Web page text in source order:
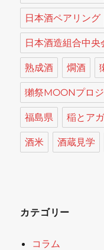
日本酒ペアリング
日本酒造組合中央
熟成酒 燗酒
獺祭MOONプロ
福島県 稲とア
酒米 酒蔵見学
カテゴリー
コラム